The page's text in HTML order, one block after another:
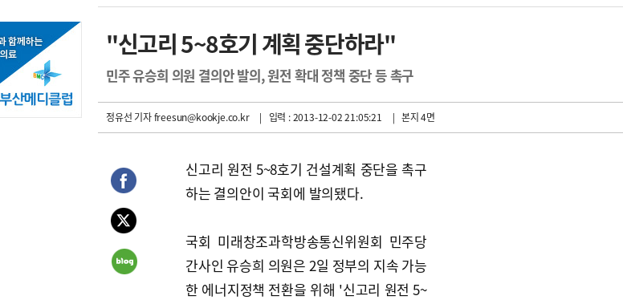
"신고리 5~8호기 계획 중단하라"
민주 유승희 의원 결의안 발의, 원전 확대 정책 중단 등 촉구
정유선 기자freesun@kookje.co.kr | 입력 : 2013-12-02 21:05:21 | 본지 4면
신고리 원전 5~8호기 건설계획 중단을 촉구
하는 결의안이 국회에 발의됐다.
국회 미래창조과학방송통신위원회 민주당
간사인 유승희 의원은 2일 정부의 지속 가능
한 에너지정책 전환을 위해 '신고리 원전 5~